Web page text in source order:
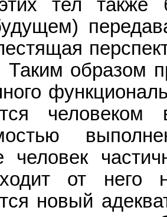
тел
Таким образом
человеком
человек
от него
новый